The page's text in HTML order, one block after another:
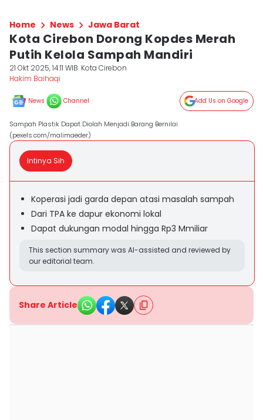
Home News Jawa Barat
Kota Cirebon Dorong Kopdes Merah
Putih Kelola Sampah Mandiri
21 Okt 2025, 14:11 WIB Kota Cirebon
Hakim Baihaqi
News Channel Add Us on Google
Sampah Plastik Dapat Diolah Menjadi Barang Bernilai
(pexels.com/malimaeder)
Intinya Sih
Koperasi jadi garda depan atasi masalah sampah
Dari TPA ke dapur ekonomi lokal
Dapat dukungan modal hingga Rp3 Mmiliar
This section summary was AI-assisted and reviewed by
our editorial team.
Share Article